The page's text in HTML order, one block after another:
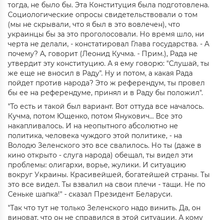
тогда, не было бы. Эта Конституция была подготовлена.
Социологические опросы свидетельствовали о том
(мы не скрывали, что я был в это вовлечен), что
украинцы бы за это проголосовали. Но время шло, ни
черта не делали, - констатировал Глава государства. - А
почему? А, говорит (Леонид Кучма. - Прим.), Рада не
утвердит эту конституцию. А я ему говорю: "Слушай, ты
же еще не вносил в Раду". Ну и потом, а какая Рада
пойдет против народа? Это ж референдум, ты провел
бы ее на референдуме, принял и в Раду бы положил".
"То есть и такой был вариант. Вот оттуда все началось.
Кучма, потом Ющенко, потом Янукович… Все это
накапливалось. И на неопытного абсолютно не
политика, человека чуждого этой политике, - на
Володю Зеленского это все свалилось. Но ты (даже в
кино открыто - слуга народа) обещал, ты видел эти
проблемы: олигархи, ворье, жулики. И ситуацию
вокруг Украины. Красивейшей, богатейшей страны. Ты
это все видел. Ты взвалил на свои плечи - тащи. Не по
Сеньке шапка!" - сказал Президент Беларуси.
"Так что тут не только Зеленского надо винить. Да, он
виноват, что он не справился в этой ситуации. А кому